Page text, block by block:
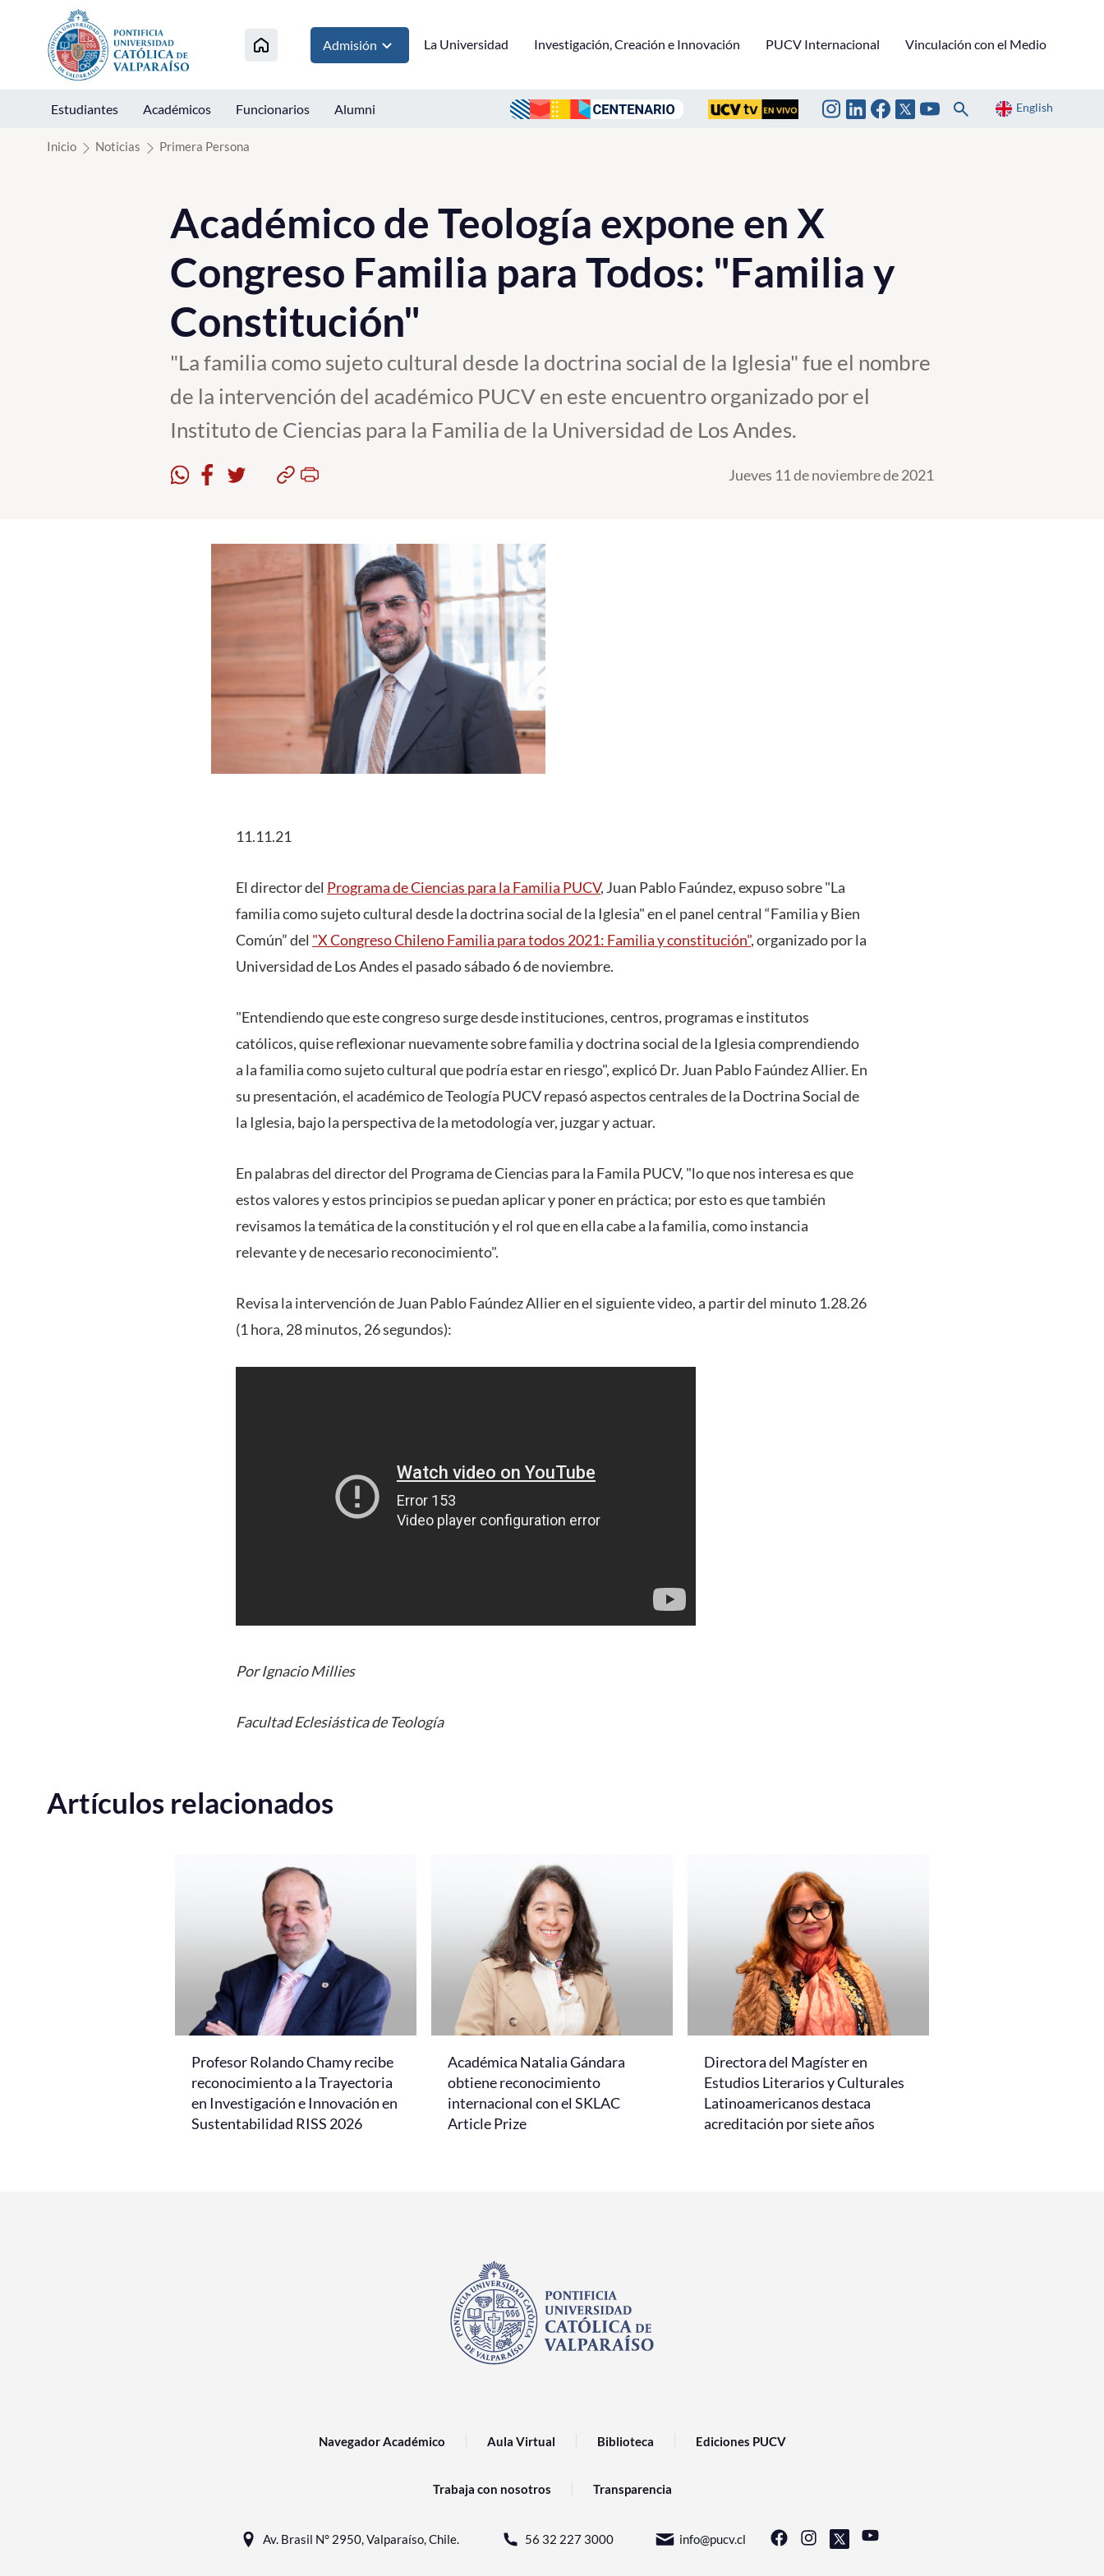
Click acá para ir directamente al contenido
Admisión La Universidad Investigación, Creación e Innovación PUCV Internacional Vinculación con el Medio
Estudiantes Académicos Funcionarios Alumni English
Inicio Noticias Primera Persona
Académico de Teología expone en X
Congreso Familia para Todos: "Familia y
Constitución"
"La familia como sujeto cultural desde la doctrina social de la Iglesia" fue el nombre
de la intervención del académico PUCV en este encuentro organizado por el
Instituto de Ciencias para la Familia de la Universidad de Los Andes.
Jueves 11 de noviembre de 2021
11.11.21
El director del Programa de Ciencias para la Familia PUCV, Juan Pablo Faúndez, expuso sobre "La
familia como sujeto cultural desde la doctrina social de la Iglesia" en el panel central “Familia y Bien
Común” del "X Congreso Chileno Familia para todos 2021: Familia y constitución", organizado por la
Universidad de Los Andes el pasado sábado 6 de noviembre.
"Entendiendo que este congreso surge desde instituciones, centros, programas e institutos
católicos, quise reflexionar nuevamente sobre familia y doctrina social de la Iglesia comprendiendo
a la familia como sujeto cultural que podría estar en riesgo", explicó Dr. Juan Pablo Faúndez Allier. En
su presentación, el académico de Teología PUCV repasó aspectos centrales de la Doctrina Social de
la Iglesia, bajo la perspectiva de la metodología ver, juzgar y actuar.
En palabras del director del Programa de Ciencias para la Famila PUCV, "lo que nos interesa es que
estos valores y estos principios se puedan aplicar y poner en práctica; por esto es que también
revisamos la temática de la constitución y el rol que en ella cabe a la familia, como instancia
relevante y de necesario reconocimiento".
Revisa la intervención de Juan Pablo Faúndez Allier en el siguiente video, a partir del minuto 1.28.26
(1 hora, 28 minutos, 26 segundos):
Por Ignacio Millies
Facultad Eclesiástica de Teología
Artículos relacionados
Profesor Rolando Chamy recibe
reconocimiento a la Trayectoria
en Investigación e Innovación en
Sustentabilidad RISS 2026
Académica Natalia Gándara
obtiene reconocimiento
internacional con el SKLAC
Article Prize
Directora del Magíster en
Estudios Literarios y Culturales
Latinoamericanos destaca
acreditación por siete años
Navegador Académico Aula Virtual Biblioteca Ediciones PUCV
Trabaja con nosotros Transparencia
Av. Brasil N° 2950, Valparaíso, Chile. 56 32 227 3000 info@pucv.cl